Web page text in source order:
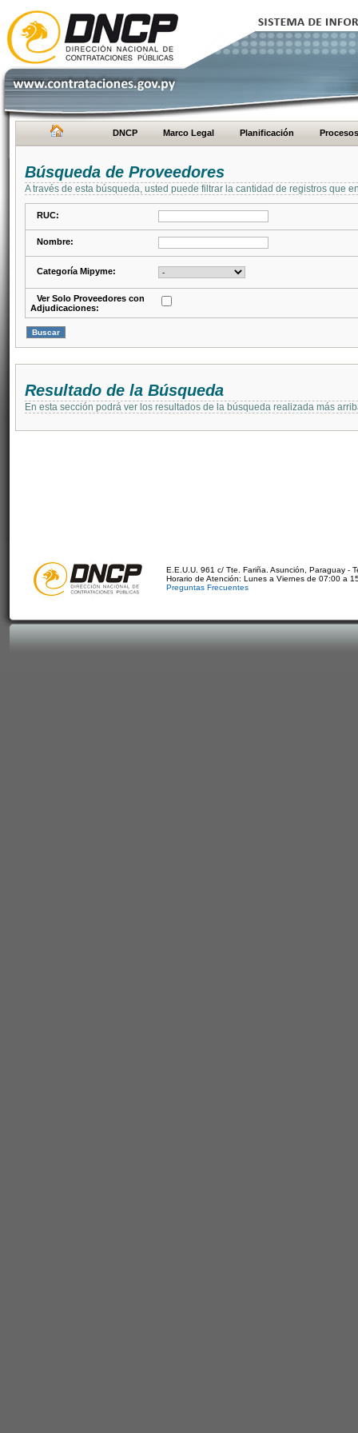
DNCP Marco Legal Planificación Procesos
Búsqueda de Proveedores
A través de esta búsqueda, usted puede filtrar la cantidad de registros que
RUC:
Nombre:
Categoría Mipyme:
Ver Solo Proveedores con
Adjudicaciones:
Resultado de la Búsqueda
En esta sección podrá ver los resultados de la búsqueda realizada más
E.E.U.U. 961 c/ Tte. Fariña. Asunción, Paraguay -
Horario de Atención: Lunes a Viernes de 07:00 a
Preguntas Frecuentes